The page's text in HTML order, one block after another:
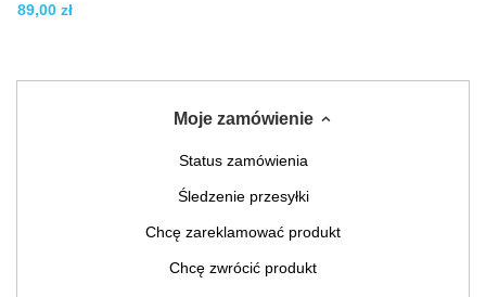
89,00 zł
Moje zamówienie
Status zamówienia
Śledzenie przesyłki
Chcę zareklamować produkt
Chcę zwrócić produkt